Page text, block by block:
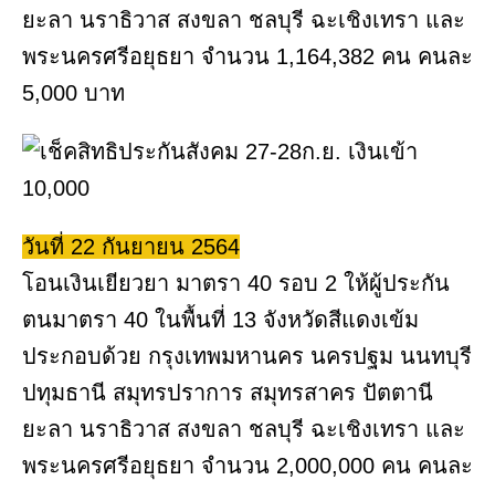
ยะลา นราธิวาส สงขลา ชลบุรี ฉะเชิงเทรา และ
พระนครศรีอยุธยา จำนวน 1,164,382 คน คนละ
5,000 บาท
วันที่ 22 กันยายน 2564
โอนเงินเยียวยา มาตรา 40 รอบ 2 ให้ผู้ประกัน
ตนมาตรา 40 ในพื้นที่ 13 จังหวัดสีแดงเข้ม
ประกอบด้วย กรุงเทพมหานคร นครปฐม นนทบุรี
ปทุมธานี สมุทรปราการ สมุทรสาคร ปัตตานี
ยะลา นราธิวาส สงขลา ชลบุรี ฉะเชิงเทรา และ
พระนครศรีอยุธยา จำนวน 2,000,000 คน คนละ